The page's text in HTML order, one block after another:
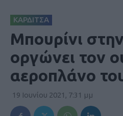
ΚΑΡΔΙΤΣΑ
Μπουρίνι
οργώνει τον
αεροπλάνο
19 Ιουνίου 2021, 7:31 μμ